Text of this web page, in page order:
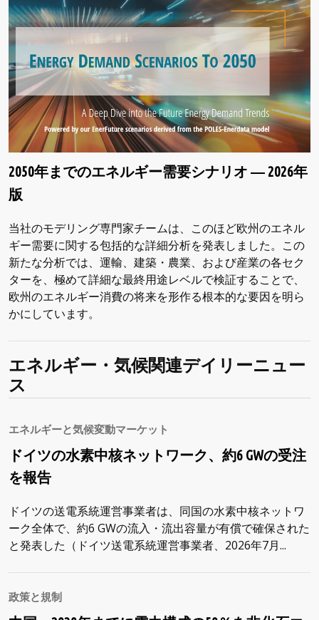
2050年までのエネルギー需要シナリオ ― 2026年
版
当社のモデリング専門家チームは、このほど欧州のエネル
ギー需要に関する包括的な詳細分析を発表しました。この
新たな分析では、運輸、建築・農業、および産業の各セク
ターを、極めて詳細な最終用途レベルで検証することで、
欧州のエネルギー消費の将来を形作る根本的な要因を明ら
かにしています。
エネルギー・気候関連デイリーニュー
ス
エネルギーと気候変動マーケット
ドイツの水素中核ネットワーク、約6 GWの受注
を報告
ドイツの送電系統運営事業者は、同国の水素中核ネットワ
ーク全体で、約6 GWの流入・流出容量が有償で確保された
と発表した（ドイツ送電系統運営事業者、2026年7月...
政策と規制